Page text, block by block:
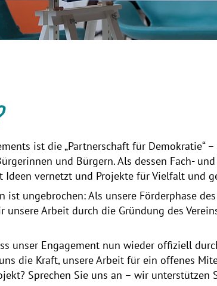
ist die „Partnerschaft für Demokratie“
und Bürgern. Als dessen Fach-
Ideen vernetzt und Projekte für Vielfalt und
ist ungebrochen: Als unsere Förderphase
Arbeit durch die Gründung des
unser Engagement nun wieder offiziell
die Kraft, unsere Arbeit für ein offenes
Sprechen Sie uns an – wir unterstützen